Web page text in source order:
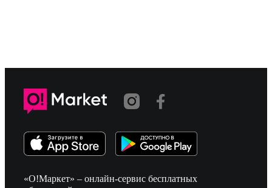
«О!Маркет» – онлайн-сервис бесплатных